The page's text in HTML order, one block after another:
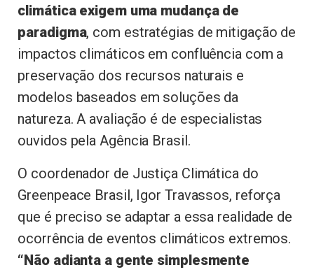
climática exigem uma mudança de
paradigma, com estratégias de mitigação de
impactos climáticos em confluência com a
preservação dos recursos naturais e
modelos baseados em soluções da
natureza. A avaliação é de especialistas
ouvidos pela Agência Brasil.
O coordenador de Justiça Climática do
Greenpeace Brasil, Igor Travassos, reforça
que é preciso se adaptar a essa realidade de
ocorrência de eventos climáticos extremos.
“Não adianta a gente simplesmente